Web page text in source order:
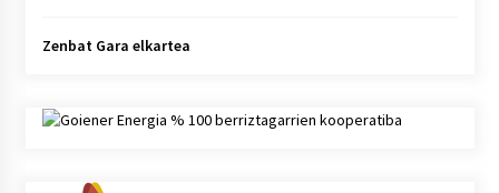
Zenbat Gara elkartea